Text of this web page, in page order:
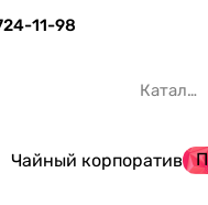
11-98
Каталог
Чайный корпоратив